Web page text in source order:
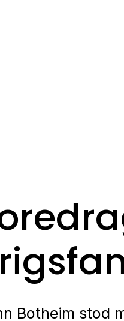
Botheim stod